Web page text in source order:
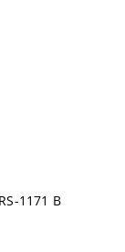
1171 B